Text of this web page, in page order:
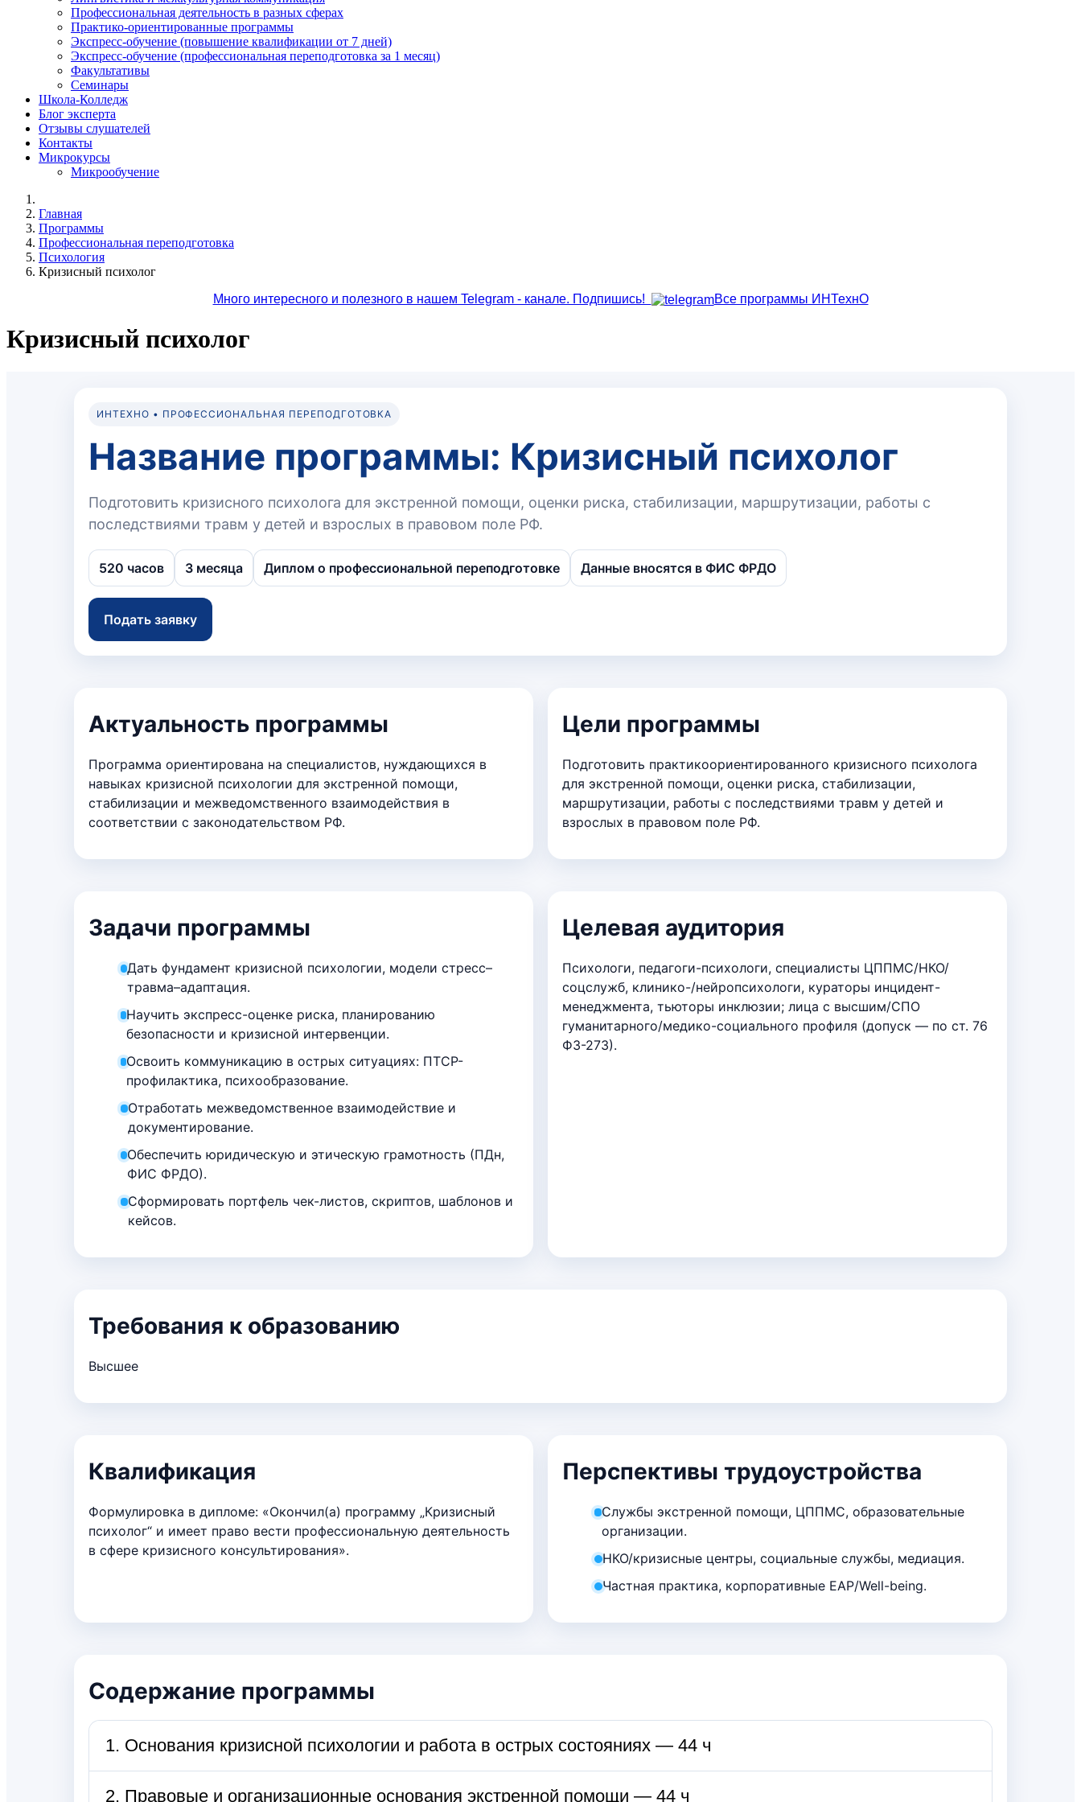
Профессиональная деятельность в разных сферах
Практико-ориентированные программы
Экспресс-обучение (повышение квалификации от 7 дней)
Экспресс-обучение (профессиональная переподготовка за 1 месяц)
Факультативы
Семинары
Школа-Колледж
Блог эксперта
Отзывы слушателей
Контакты
Микрокурсы
Микрообучение
Главная
Программы
Профессиональная переподготовка
Психология
Кризисный психолог
Много интересного и полезного в нашем Telegram - канале. Подпишись!
Все программы ИНТехнО
Кризисный психолог
ИНТЕХНО • ПРОФЕССИОНАЛЬНАЯ ПЕРЕПОДГОТОВКА
Название программы: Кризисный психолог
Подготовить кризисного психолога для экстренной помощи, оценки риска, стабилизации, маршрутизации, работы с
последствиями травм у детей и взрослых в правовом поле РФ.
520 часов 3 месяца Диплом о профессиональной переподготовке Данные вносятся в ФИС ФРДО
Подать заявку
Актуальность программы
Программа ориентирована на специалистов, нуждающихся в
навыках кризисной психологии для экстренной помощи,
стабилизации и межведомственного взаимодействия в
соответствии с законодательством РФ.
Цели программы
Подготовить практикоориентированного кризисного психолога
для экстренной помощи, оценки риска, стабилизации,
маршрутизации, работы с последствиями травм у детей и
взрослых в правовом поле РФ.
Задачи программы
Дать фундамент кризисной психологии, модели стресс–
травма–адаптация.
Научить экспресс-оценке риска, планированию
безопасности и кризисной интервенции.
Освоить коммуникацию в острых ситуациях: ПТСР-
профилактика, психообразование.
Отработать межведомственное взаимодействие и
документирование.
Обеспечить юридическую и этическую грамотность (ПДн,
ФИС ФРДО).
Сформировать портфель чек-листов, скриптов, шаблонов и
кейсов.
Целевая аудитория
Психологи, педагоги-психологи, специалисты ЦППМС/НКО/
соцслужб, клинико-/нейропсихологи, кураторы инцидент-
менеджмента, тьюторы инклюзии; лица с высшим/СПО
гуманитарного/медико-социального профиля (допуск — по ст. 76
ФЗ-273).
Требования к образованию
Высшее
Квалификация
Формулировка в дипломе: «Окончил(а) программу „Кризисный
психолог“ и имеет право вести профессиональную деятельность
в сфере кризисного консультирования».
Перспективы трудоустройства
Службы экстренной помощи, ЦППМС, образовательные
организации.
НКО/кризисные центры, социальные службы, медиация.
Частная практика, корпоративные EAP/Well-being.
Содержание программы
1. Основания кризисной психологии и работа в острых состояниях — 44 ч
1.1. Кризис: виды, фазы, окна уязвимости/возможностей
2. Правовые и организационные основания экстренной помощи — 44 ч